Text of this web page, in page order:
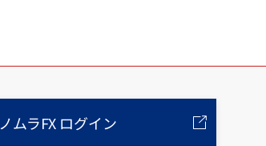
ノムラFX ログイン